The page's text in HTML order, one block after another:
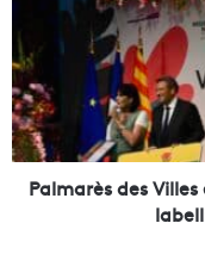
e
a
u
c
o
l
m
a
r
è
s
d
Palmarès des